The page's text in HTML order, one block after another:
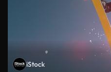
iStock